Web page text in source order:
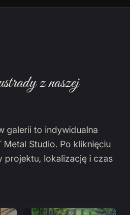
z naszej
galerii to indywidualna
Metal Studio. Po kliknięciu
projektu, lokalizację i czas